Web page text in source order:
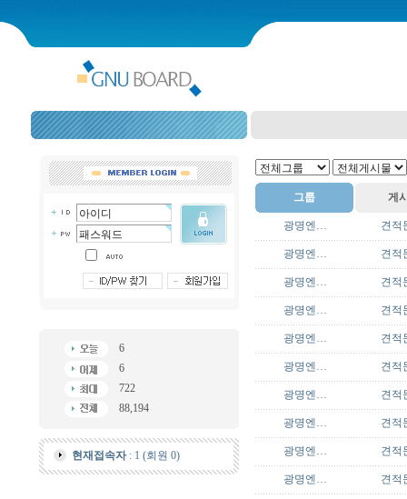
6
6
722
88,194
현재접속자: 1 (회원 0)
그룹 게
광명엔… 견
광명엔… 견
광명엔… 견
광명엔… 견
광명엔… 견
광명엔… 견
광명엔… 견
광명엔… 견
광명엔… 견
광명엔… 견